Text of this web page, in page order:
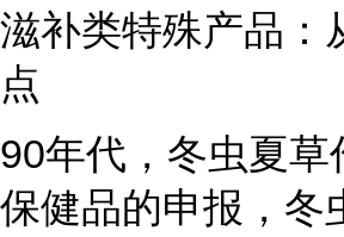
滋补类特殊产品：
点
90年代，冬虫夏
保健品的申报，冬